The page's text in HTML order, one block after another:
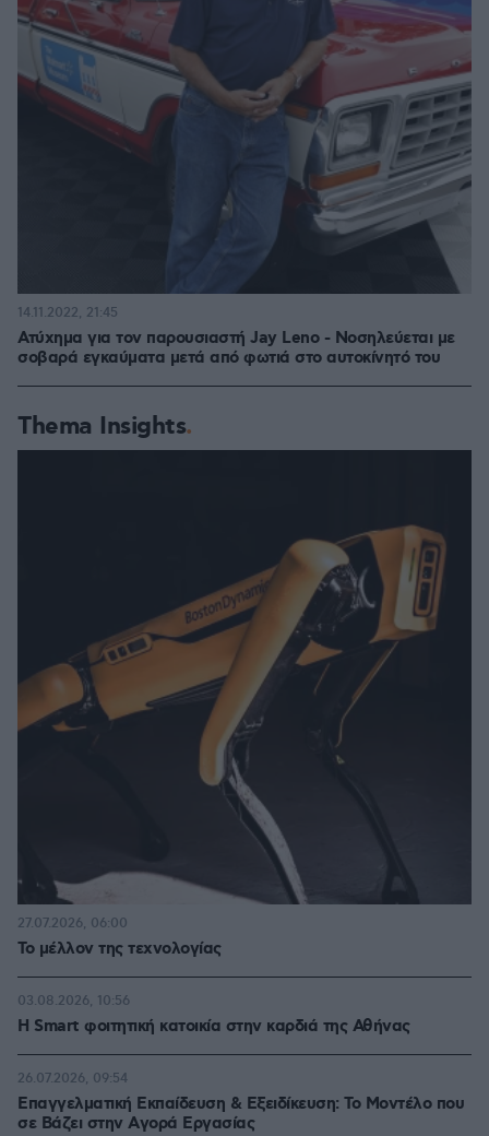
Ατύχημα για τον παρουσιαστή Jay Leno - Νοσηλεύεται με
σοβαρά εγκαύματα μετά από φωτιά στο αυτοκίνητό του
14.11.2022, 21:45
Thema Insights
Το μέλλον της τεχνολογίας
27.07.2026, 06:00
Η Smart φοιτητική κατοικία στην καρδιά της Αθήνας
03.08.2026, 10:56
Επαγγελματική Εκπαίδευση & Εξειδίκευση: Το Mοντέλο που
σε Bάζει στην Aγορά Eργασίας
26.07.2026, 09:54